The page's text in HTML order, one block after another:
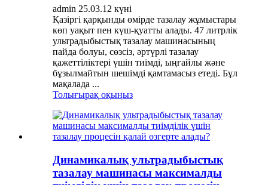
admin 25.03.12 күні
Қазіргі қарқынды өмірде тазалау жұмыстары
көп уақыт пен күш-қуатты алады. 47 литрлік
ультрадыбыстық тазалау машинасының
пайда болуы, сөзсіз, әртүрлі тазалау
қажеттіліктері үшін тиімді, ыңғайлы және
бұзылмайтын шешімді қамтамасыз етеді. Бұл
мақалада ...
Толығырақ оқыңыз
Динамикалық ультрадыбыстық
тазалау машинасы максималды